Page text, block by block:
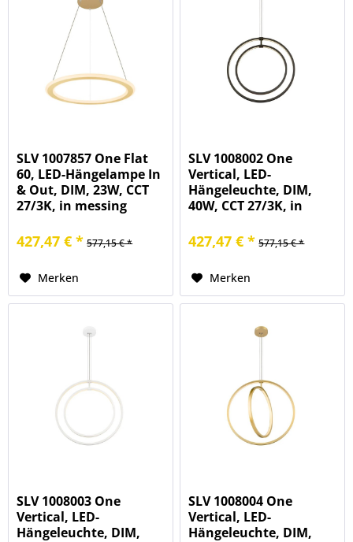
SLV 1007857 One Flat
60, LED-Hängelampe In
& Out, DIM, 23W, CCT
27/3K, in messing
427,47 € * 577,15 € *
Merken
SLV 1008002 One
Vertical, LED-
Hängeleuchte, DIM,
40W, CCT 27/3K, in
427,47 € * 577,15 € *
Merken
SLV 1008003 One
Vertical, LED-
Hängeleuchte, DIM,
SLV 1008004 One
Vertical, LED-
Hängeleuchte, DIM,